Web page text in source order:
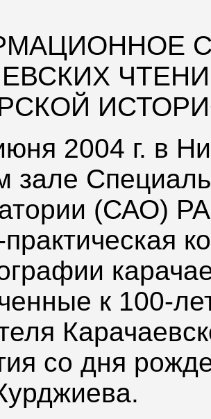
2004 г. в
зале
(САО)
практическая
к 100-
со дня